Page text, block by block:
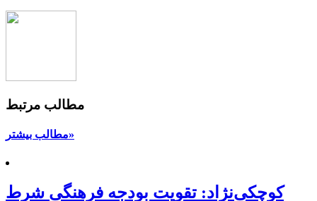
مطالب مرتبط
مطالب بیشتر»
کوچکی‌نژاد: تقویت بودجه فرهنگی شرط